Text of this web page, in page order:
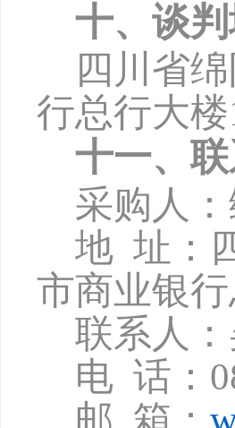
十、谈判
四川省
行总行大楼
十一、
采购人
地 址：
市商业银
联系人
电 话：
邮 箱：